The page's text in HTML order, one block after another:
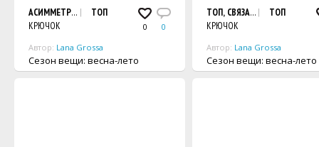
0 0
АСИММЕТРИЧНЫЙ ПОЛОСАТЫЙ ТОП, СВЯЗАННЫЙ СТОЛБИКАМИ С НАКИДОМ
ТОП
КРЮЧОК
Автор: Lana Grossa
Сезон вещи: весна-лето
ТОП, СВЯЗАННЫЙ СЕТЧАТЫМ
ТОП
КРЮЧОК
Автор: Lana Grossa
Сезон вещи: весна-лето